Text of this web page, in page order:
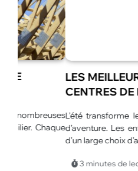
LES MEILLEURES
CENTRES DE LOISIRS
L’été transforme les centres
d’aventure. Les enfants
d’un large choix d’activités.…
3 minutes de lecture